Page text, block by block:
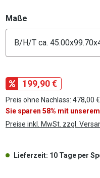
Maße
199,90 €
Preis ohne Nachlass: 478,00 €
Sie sparen 58% mit
Preise inkl. MwSt. zzgl.
Lieferzeit: 10 Tage per